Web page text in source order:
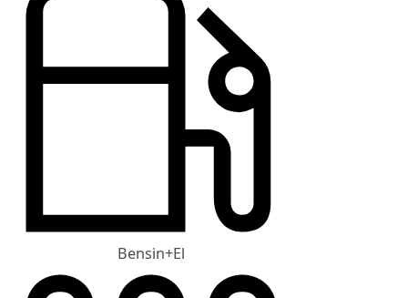
Bensin+El